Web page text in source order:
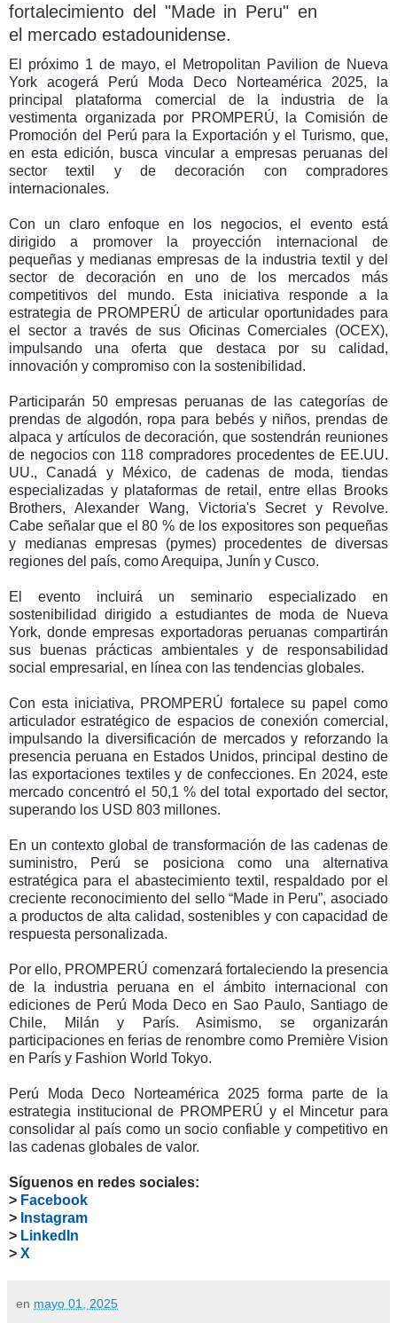
fortalecimiento del "Made in Peru" en
el mercado estadounidense.
El próximo 1 de mayo, el Metropolitan Pavilion de Nueva
York acogerá Perú Moda Deco Norteamérica 2025, la
principal plataforma comercial de la industria de la
vestimenta organizada por PROMPERÚ, la Comisión de
Promoción del Perú para la Exportación y el Turismo, que,
en esta edición, busca vincular a empresas peruanas del
sector textil y de decoración con compradores
internacionales.
Con un claro enfoque en los negocios, el evento está
dirigido a promover la proyección internacional de
pequeñas y medianas empresas de la industria textil y del
sector de decoración en uno de los mercados más
competitivos del mundo. Esta iniciativa responde a la
estrategia de PROMPERÚ de articular oportunidades para
el sector a través de sus Oficinas Comerciales (OCEX),
impulsando una oferta que destaca por su calidad,
innovación y compromiso con la sostenibilidad.
Participarán 50 empresas peruanas de las categorías de
prendas de algodón, ropa para bebés y niños, prendas de
alpaca y artículos de decoración, que sostendrán reuniones
de negocios con 118 compradores procedentes de EE.UU.
UU., Canadá y México, de cadenas de moda, tiendas
especializadas y plataformas de retail, entre ellas Brooks
Brothers, Alexander Wang, Victoria's Secret y Revolve.
Cabe señalar que el 80 % de los expositores son pequeñas
y medianas empresas (pymes) procedentes de diversas
regiones del país, como Arequipa, Junín y Cusco.
El evento incluirá un seminario especializado en
sostenibilidad dirigido a estudiantes de moda de Nueva
York, donde empresas exportadoras peruanas compartirán
sus buenas prácticas ambientales y de responsabilidad
social empresarial, en línea con las tendencias globales.
Con esta iniciativa, PROMPERÚ fortalece su papel como
articulador estratégico de espacios de conexión comercial,
impulsando la diversificación de mercados y reforzando la
presencia peruana en Estados Unidos, principal destino de
las exportaciones textiles y de confecciones. En 2024, este
mercado concentró el 50,1 % del total exportado del sector,
superando los USD 803 millones.
En un contexto global de transformación de las cadenas de
suministro, Perú se posiciona como una alternativa
estratégica para el abastecimiento textil, respaldado por el
creciente reconocimiento del sello “Made in Peru”, asociado
a productos de alta calidad, sostenibles y con capacidad de
respuesta personalizada.
Por ello, PROMPERÚ comenzará fortaleciendo la presencia
de la industria peruana en el ámbito internacional con
ediciones de Perú Moda Deco en Sao Paulo, Santiago de
Chile, Milán y París. Asimismo, se organizarán
participaciones en ferias de renombre como Première Vision
en París y Fashion World Tokyo.
Perú Moda Deco Norteamérica 2025 forma parte de la
estrategia institucional de PROMPERÚ y el Mincetur para
consolidar al país como un socio confiable y competitivo en
las cadenas globales de valor.
Síguenos en redes sociales:
> Facebook
> Instagram
> LinkedIn
> X
en mayo 01, 2025